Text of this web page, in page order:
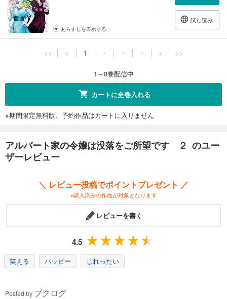
試し読み
あらすじを表示する
<< < 1 ・ ・ ・ > >>
1～8巻配信中
カートに全巻入れる
※期間限定無料版、予約作品はカートに入りません
アルバート家の令嬢は没落をご所望です ２ のユー
ザーレビュー
＼ レビュー投稿でポイントプレゼント ／
※購入済みの作品が対象となります
レビューを書く
4.5
笑える ハッピー じれったい
Posted by ブクログ